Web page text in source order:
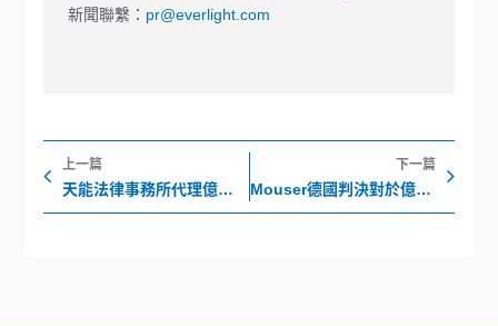
新聞聯繫： pr@everlight.com
上一頁
上一篇
天能法律事務所代理億光電子聲明函
下一篇
Mouser德國判決對於億光現有其他客戶及產品沒有影響